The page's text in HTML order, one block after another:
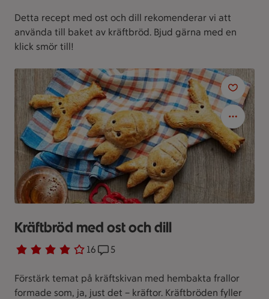
Detta recept med ost och dill rekomenderar vi att
använda till baket av kräftbröd. Bjud gärna med en
klick smör till!
Kräftbröd med ost och dill
Betyg 3.8 av 5. 16
16 personer har röstatReceptet har 5 kommentarer
5
Förstärk temat på kräftskivan med hembakta frallor
formade som, ja, just det – kräftor. Kräftbröden fyller